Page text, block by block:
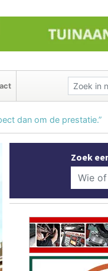
dan om de prestatie.”
Zoek